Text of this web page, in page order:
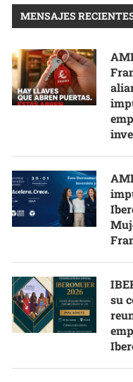
MENSAJES
su